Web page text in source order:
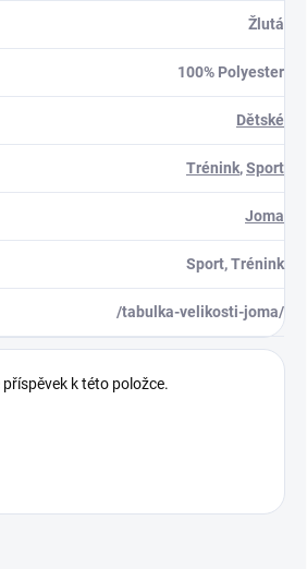
Žlutá
100% Polyester
Dětské
Trénink,Sport
Joma
Sport, Trénink
/tabulka-velikosti-joma/
k této položce.